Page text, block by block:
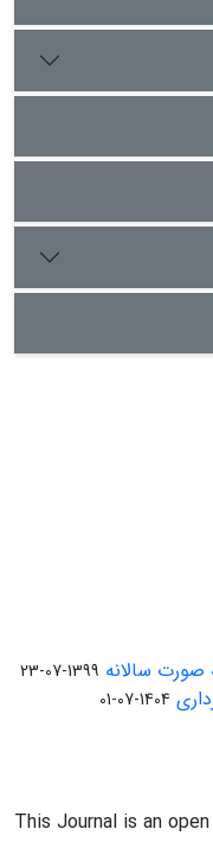
سالانه 1399-07-23
1404-07-01
This Journal is an